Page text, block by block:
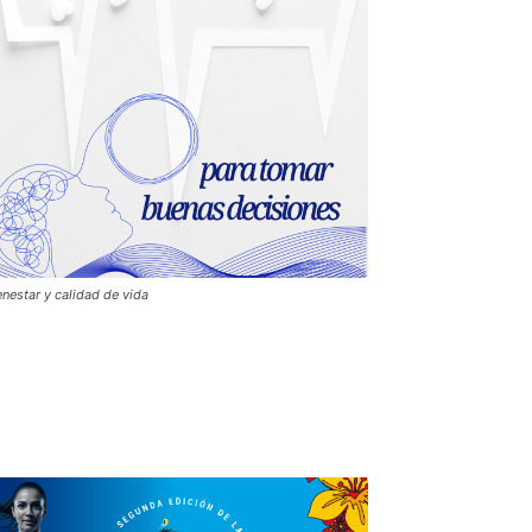
y calidad de vida